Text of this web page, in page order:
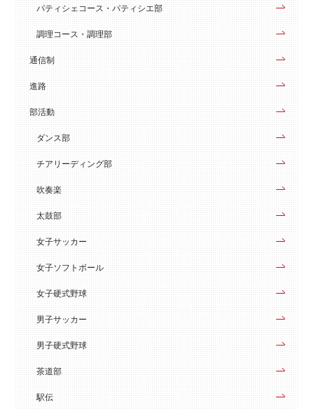
パティシェコース・パティシエ部
調理コース・調理部
通信制
進路
部活動
ダンス部
チアリーディング部
吹奏楽
太鼓部
女子サッカー
女子ソフトボール
女子硬式野球
男子サッカー
男子硬式野球
茶道部
駅伝